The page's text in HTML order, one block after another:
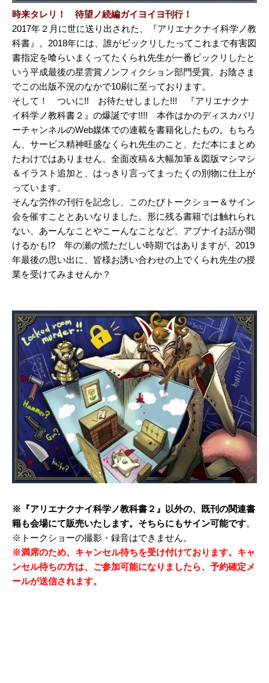
時来タレリ！ 待望ノ続編ガイヨイヨ刊行！
2017年２月に世に送り出された、『アリエナクナイ科学ノ教
科書』。2018年には、誰がビックリしたってこれまで有害図
書指定を喰らいまくってたくられ先生が一番ビックリしたと
いう平成最後の星雲賞ノンフィクション部門受賞。お陰さま
でこの出版不況のなかで10刷に至っております。
そして！ ついに!! お待たせしました!!! 『アリエナクナ
イ科学ノ教科書２』の爆誕です!!!! 本作はかのディスカバリ
ーチャンネルのWeb媒体での連載を書籍化したもの。もちろ
ん、サービス精神旺盛なくられ先生のこと、ただ本にまとめ
たわけではありません。全面改稿＆大幅加筆＆図版マシマシ
＆イラスト追加と、はっきり言ってまったくの別物に仕上が
っています。
そんな労作の刊行を記念し、このたびトークショー＆サイン
会を催すこととあいなりました。形に残る書籍では触れられ
ない、あーんなことやこーんなことなど、アブナイお話が聞
けるかも!? 年の瀬の慌ただしい時期ではありますが、2019
年最後の思い出に、皆様お誘い合わせの上でくられ先生の授
業を受けてみませんか？
※『アリエナクナイ科学ノ教科書２』以外の、既刊の関連書
籍も会場にて販売いたします。そちらにもサイン可能です。
※トークショーの撮影・録音はできません。
※満席のため、キャンセル待ちを受け付けております。キャ
ンセル待ちの方は、ご参加可能になりましたら、予約確定メ
ールが送信されます。